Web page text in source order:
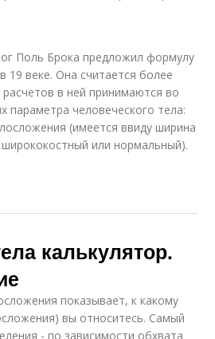
Поль Брока предложил формулу
19 веке. Она считается более
в ней принимаются во
параметра человеческого тела:
(имеется ввиду ширина
или нормальный).
калькулятор.
показывает, к какому
вы относитесь. Самый
- по зависимости обхвата